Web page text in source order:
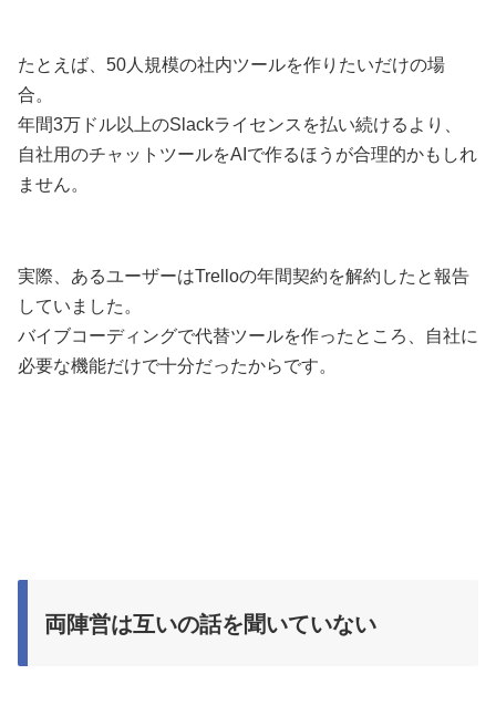
たとえば、50人規模の社内ツールを作りたいだけの場
合。
年間3万ドル以上のSlackライセンスを払い続けるより、
自社用のチャットツールをAIで作るほうが合理的かもしれ
ません。
実際、あるユーザーはTrelloの年間契約を解約したと報告
していました。
バイブコーディングで代替ツールを作ったところ、自社に
必要な機能だけで十分だったからです。
両陣営は互いの話を聞いていない